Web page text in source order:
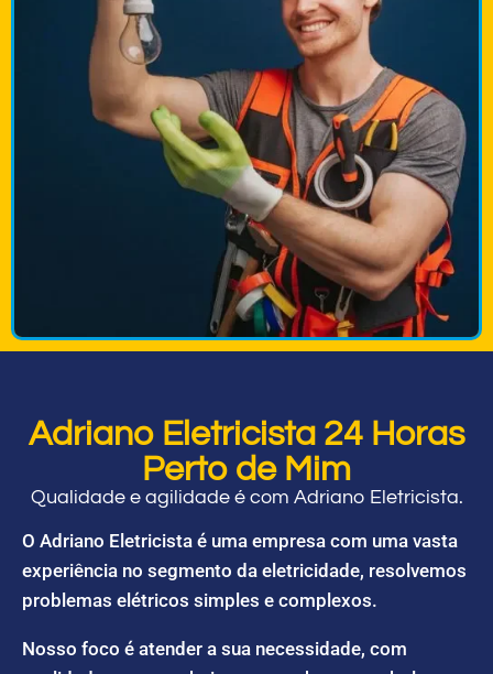
Adriano Eletricista 24 Horas
Perto de Mim
Qualidade e agilidade é com Adriano Eletricista.
O Adriano Eletricista é uma empresa com uma vasta
experiência no segmento da eletricidade, resolvemos
problemas elétricos simples e complexos.
Nosso foco é atender a sua necessidade, com